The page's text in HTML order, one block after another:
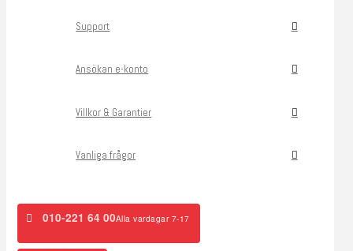
Support
Ansökan e-konto
Villkor & Garantier
Vanliga frågor
010-221 64 00Alla vardagar 7-17